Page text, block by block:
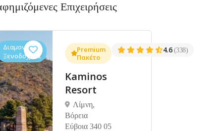
Επιχειρήσεις
Διαμονή,
Ξενοδοχεία
Premium
Πακέτο
Kaminos
Resort
Λίμνη,
Βόρεια
Εύβοια 340 05
4.6 (338)